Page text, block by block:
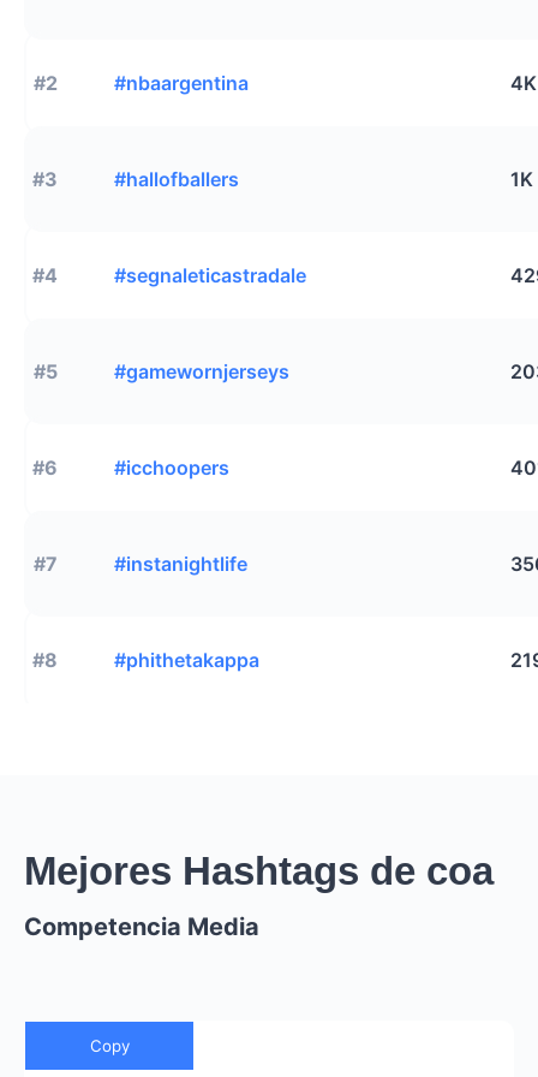
#2 #nbaargentina 4K
#3 #hallofballers 1K
#4 #segnaleticastradale
#5 #gamewornjerseys
#6 #icchoopers
#7 #instanightlife
#8 #phithetakappa
Mejores Hashtags de coa
Competencia Media
Copy